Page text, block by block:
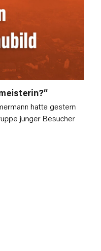
hatte gestern
junger Besucher